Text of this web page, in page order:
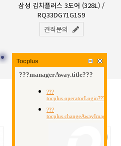
삼성 김치플러스 3도어 (328L) /
RQ33DG71G1S9
견적문의
Tocplus